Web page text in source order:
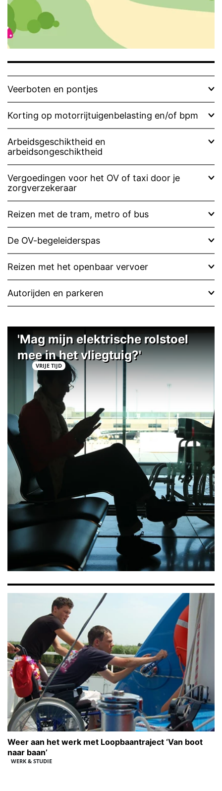
Veerboten en pontjes
Korting op motorrijtuigenbelasting en/of bpm
Arbeidsgeschiktheid en
arbeidsongeschiktheid
Vergoedingen voor het OV of taxi door je
zorgverzekeraar
Reizen met de tram, metro of bus
De OV-begeleiderspas
Reizen met het openbaar vervoer
Autorijden en parkeren
'Mag mijn elektrische rolstoel
mee in het vliegtuig?'
VRIJE TIJD
Weer aan het werk met Loopbaantraject ‘Van boot
naar baan’
WERK & STUDIE